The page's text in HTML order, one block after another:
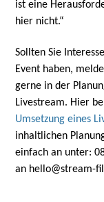
ist eine
hier nicht.“
Sollten Sie
Event haben,
gerne in der
Livestream. Hier
Umsetzung eines
inhaltlichen
einfach an unter:
an hello@stream-